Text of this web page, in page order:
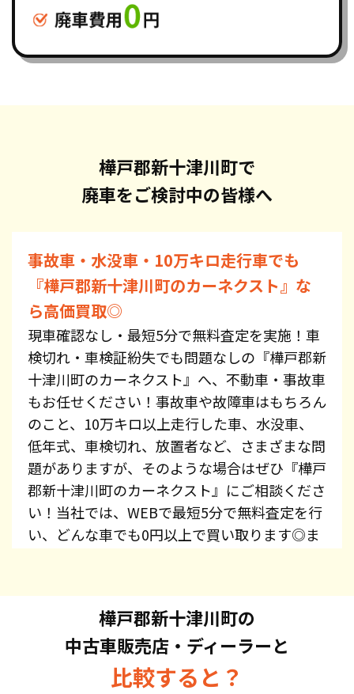
樺戸郡新十津川町で
廃車をご検討中の皆様へ
事故車・水没車・10万キロ走行車でも
『樺戸郡新十津川町のカーネクスト』な
ら高価買取◎
現車確認なし・最短5分で無料査定を実施！車
検切れ・車検証紛失でも問題なしの『樺戸郡新
十津川町のカーネクスト』へ、不動車・事故車
もお任せください！事故車や故障車はもちろん
のこと、10万キロ以上走行した車、水没車、
低年式、車検切れ、放置者など、さまざまな問
題がありますが、そのような場合はぜひ『樺戸
郡新十津川町のカーネクスト』にご相談くださ
い！当社では、WEBで最短5分で無料査定を行
い、どんな車でも0円以上で買い取ります◎ま
ティマ・オデッセイ・スカイライン・CX-5・ジ
ムニーなど、車種を問わずお持ち込みくださ
い。また、高価買取している車種もございます
ので、お気軽にお問い合わせください！
樺戸郡新十津川町の
中古車販売店・ディーラーと
比較すると？